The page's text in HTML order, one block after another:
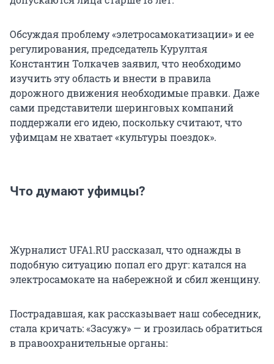
Обсуждая проблему «элетросамокатизации» и ее
регулирования, председатель Курултая
Константин Толкачев заявил, что необходимо
изучить эту область и внести в правила
дорожного движения необходимые правки. Даже
сами представители шеринговых компаний
поддержали его идею, поскольку считают, что
уфимцам не хватает «культуры поездок».
Что думают уфимцы?
Журналист UFA1.RU рассказал, что однажды в
подобную ситуацию попал его друг: катался на
электросамокате на набережной и сбил женщину.
Пострадавшая, как рассказывает наш собеседник,
стала кричать: «Засужу» — и грозилась обратиться
в правоохранительные органы: